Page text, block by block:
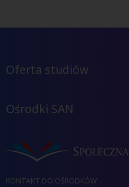
Oferta studiów
Ośrodki SAN
KONTAKT DO OŚRODKÓW